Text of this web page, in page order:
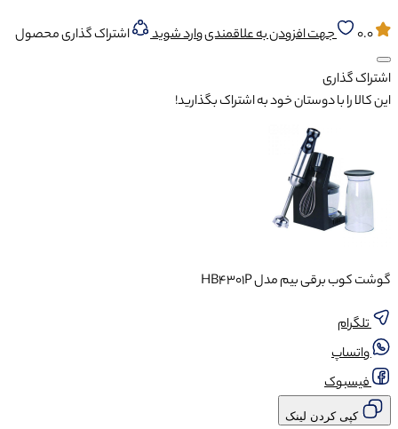
0.0 جهت افزودن به علاقمندی وارد شوید اشتراک گذاری محصول
اشتراک گذاری
این کالا را با دوستان خود به اشتراک بگذارید!
گوشت کوب برقی بیم مدل HB4301P
تلگرام
واتساپ
فیسبوک
کپی کردن لینک